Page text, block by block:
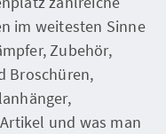
im weitesten Sinne
Zubehör,
Broschüren,
und was man